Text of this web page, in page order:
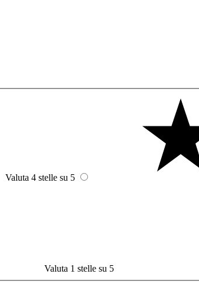
Valuta 4 stelle su 5
Valuta 1 stelle su 5